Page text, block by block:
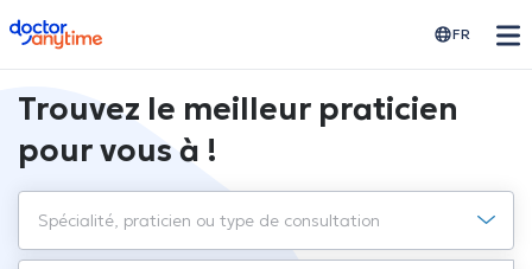
doctoranytime FR
Trouvez le meilleur praticien
pour vous à !